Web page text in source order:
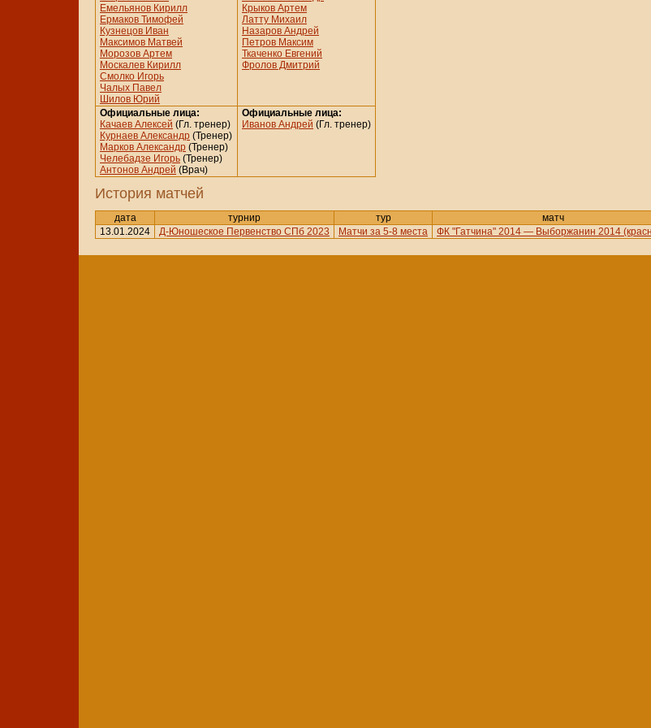
Емельянов Кирилл
Ермаков Тимофей
Кузнецов Иван
Максимов Матвей
Морозов Артем
Москалев Кирилл
Смолко Игорь
Чалых Павел
Шилов Юрий
Крыков Артем
Латту Михаил
Назаров Андрей
Петров Максим
Ткаченко Евгений
Фролов Дмитрий
Официальные лица:
Качаев Алексей (Гл. тренер)
Курнаев Александр (Тренер)
Марков Александр (Тренер)
Челебадзе Игорь (Тренер)
Антонов Андрей (Врач)
Официальные лица:
Иванов Андрей (Гл. тренер)
История матчей
дата турнир тур матч
13.01.2024
Д-Юношеское Первенство СПб 2023 Матчи за 5-8 места ФК "Гатчина" 2014 — Выборжанин 2014